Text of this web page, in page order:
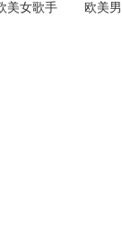
美女歌手 欧美